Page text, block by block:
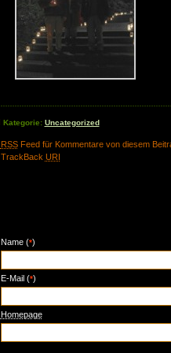
Kategorie: Uncategorized
RSSFeed für Kommentare von diesem
TrackBack URI
Name (*)
E-Mail (*)
Homepage